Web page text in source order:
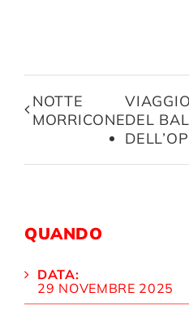
NOTTE
MORRICONEDEL
QUANDO
DATA:
29 NOVEMBRE 2025